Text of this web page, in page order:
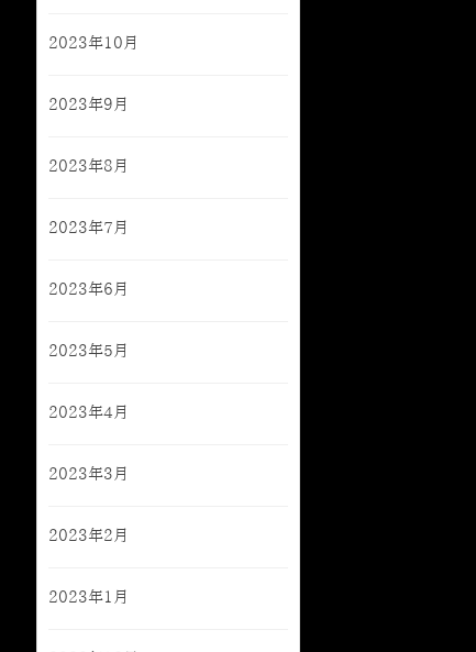
2023年10月
2023年9月
2023年8月
2023年7月
2023年6月
2023年5月
2023年4月
2023年3月
2023年2月
2023年1月